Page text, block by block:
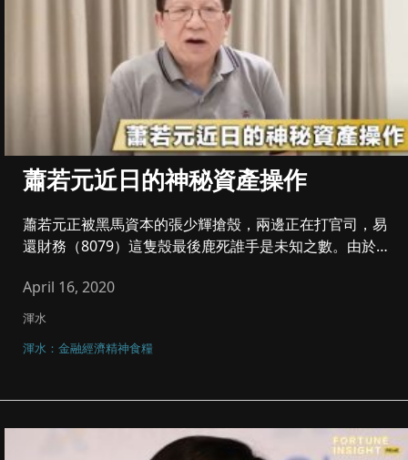
蕭若元近日的神秘資產操作
蕭若元正被黑馬資本的張少輝搶殼，兩邊正在打官司，易
還財務（8079）這隻殼最後鹿死誰手是未知之數。由於
April 16, 2020
渾水
渾水：金融經濟精神食糧